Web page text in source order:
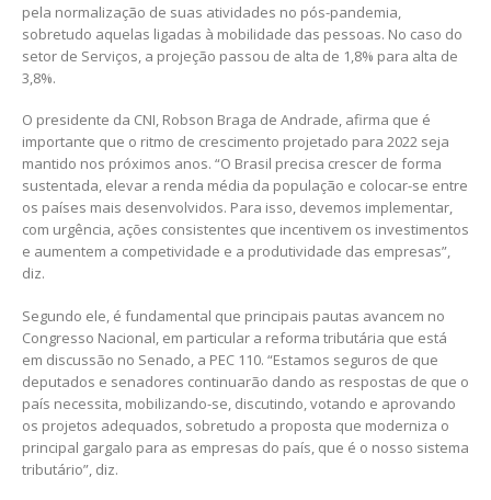
pela normalização de suas atividades no pós-pandemia,
sobretudo aquelas ligadas à mobilidade das pessoas. No caso do
setor de Serviços, a projeção passou de alta de 1,8% para alta de
3,8%.
O presidente da CNI, Robson Braga de Andrade, afirma que é
importante que o ritmo de crescimento projetado para 2022 seja
mantido nos próximos anos. “O Brasil precisa crescer de forma
sustentada, elevar a renda média da população e colocar-se entre
os países mais desenvolvidos. Para isso, devemos implementar,
com urgência, ações consistentes que incentivem os investimentos
e aumentem a competividade e a produtividade das empresas”,
diz.
Segundo ele, é fundamental que principais pautas avancem no
Congresso Nacional, em particular a reforma tributária que está
em discussão no Senado, a PEC 110. “Estamos seguros de que
deputados e senadores continuarão dando as respostas de que o
país necessita, mobilizando-se, discutindo, votando e aprovando
os projetos adequados, sobretudo a proposta que moderniza o
principal gargalo para as empresas do país, que é o nosso sistema
tributário”, diz.